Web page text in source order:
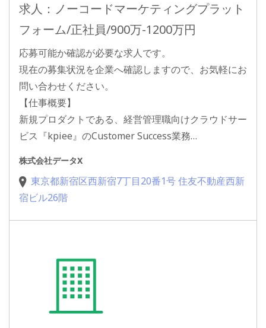
求人：ノーコードマーケティングプラット
フォーム/正社員/900万-1200万円
応募可能か確認が必要な求人です。
現在の募集状況を企業へ確認しますので、お気軽にお
問い合わせください。
【仕事概要】
新規プロダクトである、経営管理職向けクラウドサー
ビス『kpiee』のCustomer Success業務…
株式会社データX
東京都新宿区西新宿7丁目20番1号 住友不動産西新
宿ビル26階